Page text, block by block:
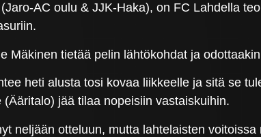
AC oulu & JJK-Haka), on FC Lahdella
Mäkinen tietää pelin lähtökohdat ja
heti alusta tosi kovaa liikkeelle ja sitä se
jää tilaa nopeisiin vastaiskuihin.
neljään otteluun, mutta lahtelaisten